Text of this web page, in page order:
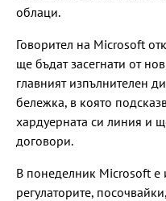
облаци.
Говорител на Microsoft
ще бъдат засегнати от
главният изпълнителен
бележка, в която
хардуерната си линия и
договори.
В понеделник Microsoft е
регулаторите,